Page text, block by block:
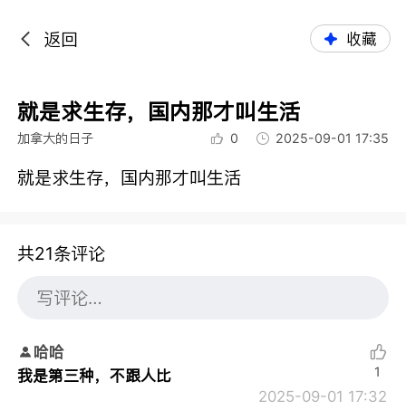
返回 收藏
就是求生存，国内那才叫生活
加拿大的日子 0 2025-09-01 17:35
就是求生存，国内那才叫生活
共21条评论
哈哈
我是第三种，不跟人比
2025-09-01 17:32
1